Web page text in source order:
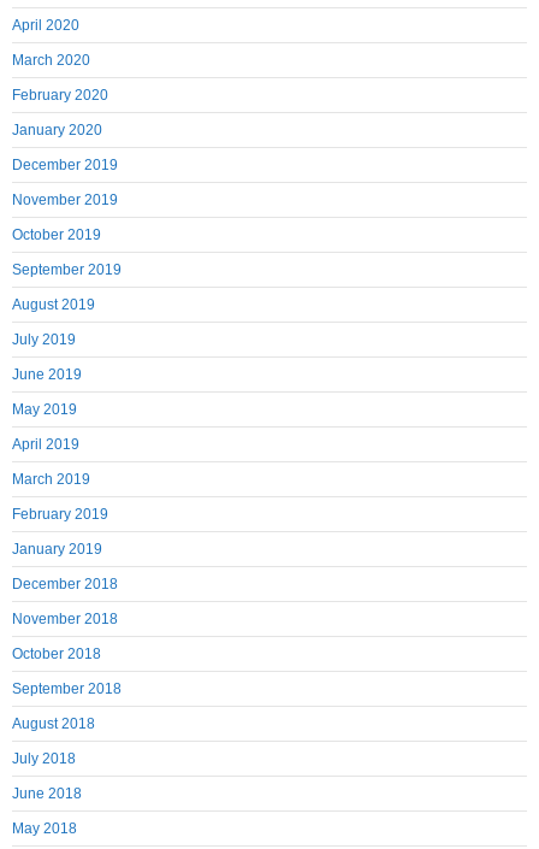
April 2020
March 2020
February 2020
January 2020
December 2019
November 2019
October 2019
September 2019
August 2019
July 2019
June 2019
May 2019
April 2019
March 2019
February 2019
January 2019
December 2018
November 2018
October 2018
September 2018
August 2018
July 2018
June 2018
May 2018